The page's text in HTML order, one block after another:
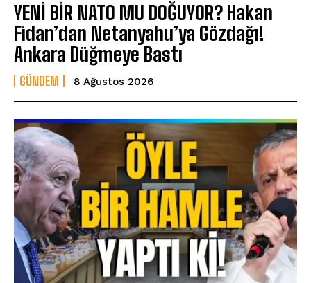
YENİ BİR NATO MU DOĞUYOR? Hakan
Fidan’dan Netanyahu’ya Gözdağı!
Ankara Düğmeye Bastı
GÜNDEM 8 Ağustos 2026